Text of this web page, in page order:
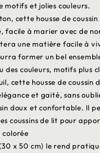
motifs et jolies couleurs.
cette housse de
facile à marier avec de
une matière facile à
former un bel
des couleurs, motifs plus
cette housse de coussin
et gaité, sans
doux et confortable. Il
coussins de lit pour
colorée
x 50 cm) le rend